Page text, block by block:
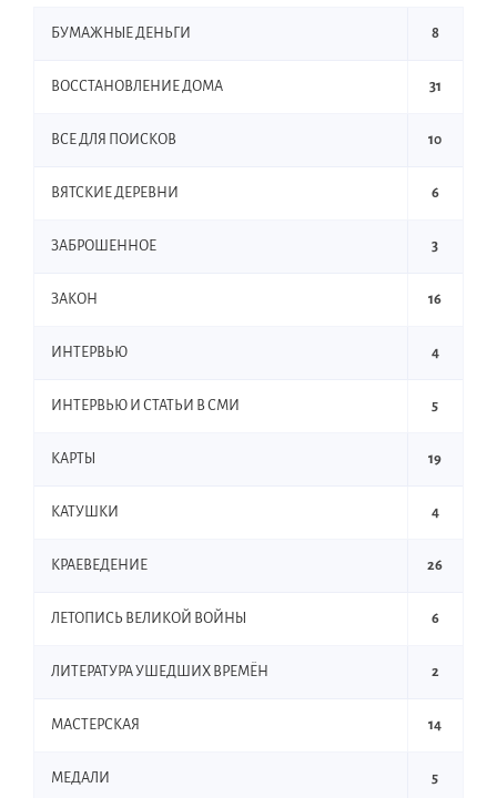
БУМАЖНЫЕ ДЕНЬГИ 8
ВОССТАНОВЛЕНИЕ ДОМА 31
ВСЕ ДЛЯ ПОИСКОВ 10
ВЯТСКИЕ ДЕРЕВНИ 6
ЗАБРОШЕННОЕ 3
ЗАКОН 16
ИНТЕРВЬЮ 4
ИНТЕРВЬЮ И СТАТЬИ В СМИ 5
КАРТЫ 19
КАТУШКИ 4
КРАЕВЕДЕНИЕ 26
ЛЕТОПИСЬ ВЕЛИКОЙ ВОЙНЫ 6
ЛИТЕРАТУРА УШЕДШИХ ВРЕМЁН 2
МАСТЕРСКАЯ 14
МЕДАЛИ 5